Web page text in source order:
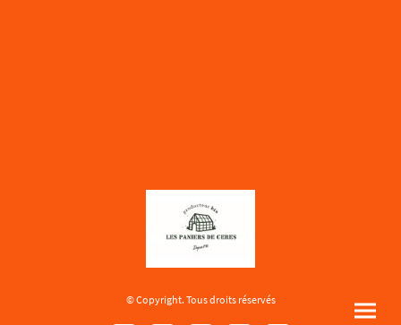
© Copyright. Tous droits réservés